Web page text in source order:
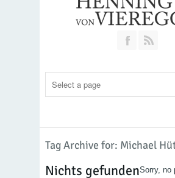
Join our
Tag Archive for: Michael
Nichts gefundenSorry, no